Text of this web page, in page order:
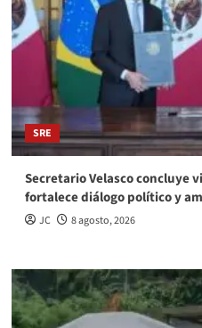
SRE
Secretario Velasco concluye
fortalece diálogo político y
JC 8 agosto, 2026